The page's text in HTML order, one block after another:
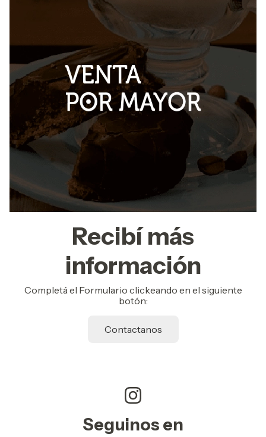
Recibí más
información
Completá el Formulario clickeando en el siguiente
botón:
Contactanos
Seguinos en